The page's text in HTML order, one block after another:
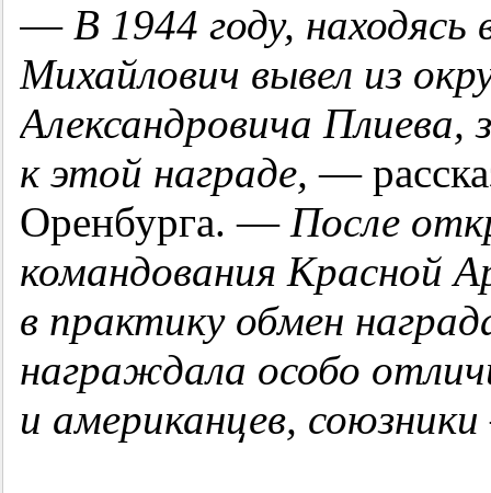
— В 1944 году,
Михайлович вывел из
Александровича Плиева,
к этой награде, —
Оренбурга. — После
командования Красной
в практику обмен
награждала особо
и американцев,